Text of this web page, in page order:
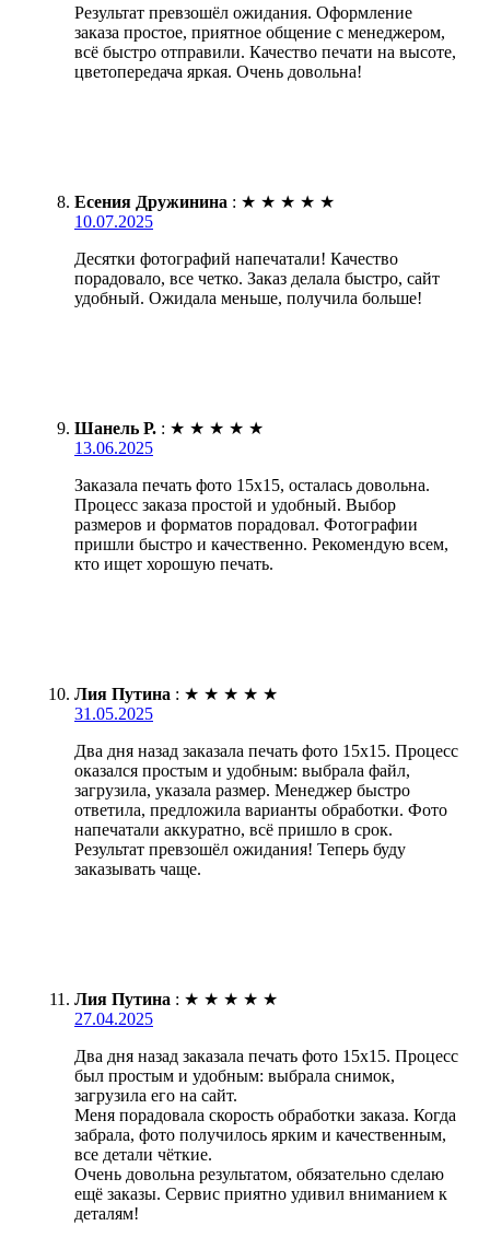
Результат превзошёл ожидания. Оформление
заказа простое, приятное общение с менеджером,
всё быстро отправили. Качество печати на высоте,
цветопередача яркая. Очень довольна!
Есения Дружинина : ★ ★ ★ ★ ★
10.07.2025
Десятки фотографий напечатали! Качество
порадовало, все четко. Заказ делала быстро, сайт
удобный. Ожидала меньше, получила больше!
Шанель Р. : ★ ★ ★ ★ ★
13.06.2025
Заказала печать фото 15х15, осталась довольна.
Процесс заказа простой и удобный. Выбор
размеров и форматов порадовал. Фотографии
пришли быстро и качественно. Рекомендую всем,
кто ищет хорошую печать.
Лия Путина : ★ ★ ★ ★ ★
31.05.2025
Два дня назад заказала печать фото 15х15. Процесс
оказался простым и удобным: выбрала файл,
загрузила, указала размер. Менеджер быстро
ответила, предложила варианты обработки. Фото
напечатали аккуратно, всё пришло в срок.
Результат превзошёл ожидания! Теперь буду
заказывать чаще.
Лия Путина : ★ ★ ★ ★ ★
27.04.2025
Два дня назад заказала печать фото 15х15. Процесс
был простым и удобным: выбрала снимок,
загрузила его на сайт.
Меня порадовала скорость обработки заказа. Когда
забрала, фото получилось ярким и качественным,
все детали чёткие.
Очень довольна результатом, обязательно сделаю
ещё заказы. Сервис приятно удивил вниманием к
деталям!